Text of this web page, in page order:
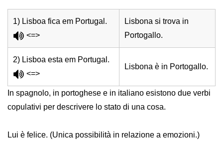
1) Lisboa fica em Portugal.
<=>
Lisbona si trova in
Portogallo.
2) Lisboa esta em Portugal.
<=>
Lisbona è in Portogallo.
In spagnolo, in portoghese e in italiano esistono due verbi
copulativi per descrivere lo stato di una cosa.
Lui è felice. (Unica possibilità in relazione a emozioni.)